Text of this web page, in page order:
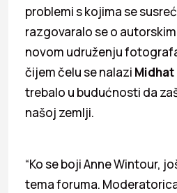
problemi s kojima se
razgovaralo se o
novom udruženju
čijem čelu se nalazi
trebalo u budućnosti da
našoj zemlji.
“Ko se boji Anne Wintour,
tema foruma.